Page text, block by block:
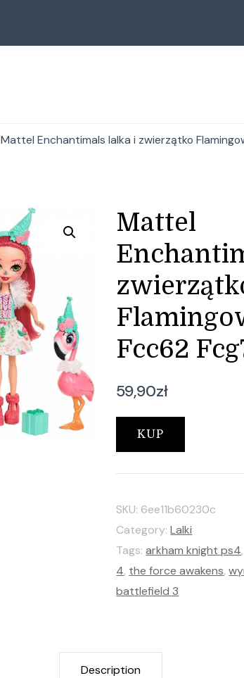
Mattel Enchantimals lalka i zwierzątko
Mattel
Fcc62
59,90zł
KUP
SKU: 6ee11b60230c
Category:Lalki
Tags:arkham knight ps4
4, the force awakens,
battlefield 3
Description